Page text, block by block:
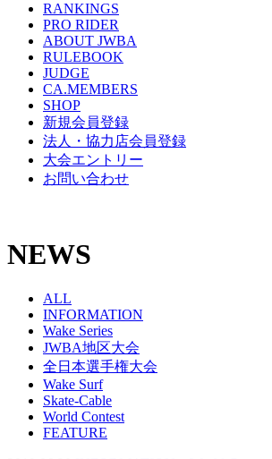
RANKINGS
PRO RIDER
ABOUT JWBA
RULEBOOK
JUDGE
CA.MEMBERS
SHOP
新規会員登録
法人・協力店会員登録
大会エントリー
お問い合わせ
NEWS
ALL
INFORMATION
Wake Series
JWBA地区大会
全日本選手権大会
Wake Surf
Skate-Cable
World Contest
FEATURE